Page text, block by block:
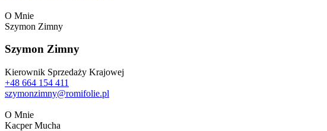
O Mnie
Szymon Zimny
Szymon Zimny
Kierownik Sprzedaży Krajowej
+48 664 154 411
szymonzimny@romifolie.pl
O Mnie
Kacper Mucha